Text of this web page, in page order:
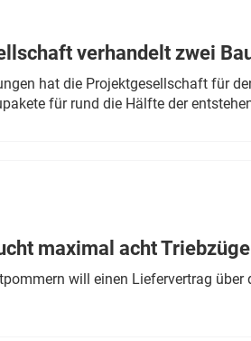
verhandelt zwei
hat die Projektgesellschaft für
für rund die Hälfte der
maximal acht Triebzüge
will einen Liefervertrag